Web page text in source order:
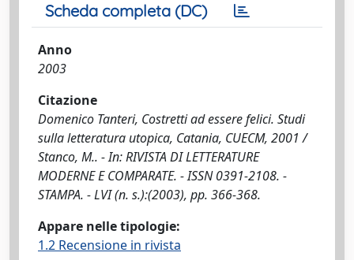
Scheda completa (DC)
Anno
2003
Citazione
Domenico Tanteri, Costretti ad essere felici. Studi
sulla letteratura utopica, Catania, CUECM, 2001 /
Stanco, M.. - In: RIVISTA DI LETTERATURE
MODERNE E COMPARATE. - ISSN 0391-2108. -
STAMPA. - LVI (n. s.):(2003), pp. 366-368.
Appare nelle tipologie:
1.2 Recensione in rivista